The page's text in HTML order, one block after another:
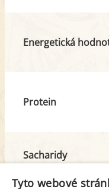
Energetická
Protein
Sacharidy
z toho cukr
Tyto webové